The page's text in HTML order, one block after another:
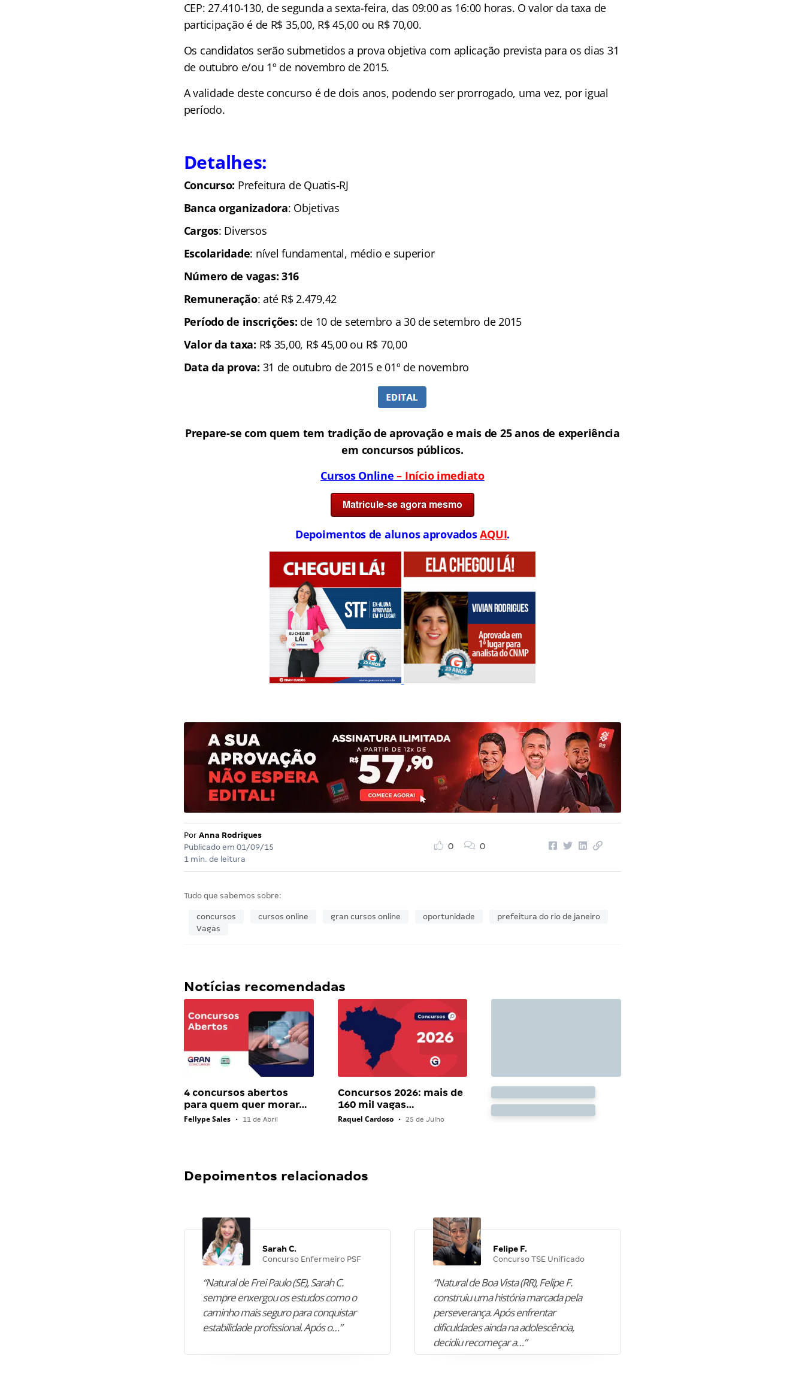
CEP: 27.410-130, de segunda a sexta-feira, das 09:00 as 16:00 horas. O valor da taxa de
participação é de R$ 35,00, R$ 45,00 ou R$ 70,00.
Os candidatos serão submetidos a prova objetiva com aplicação prevista para os dias 31
de outubro e/ou 1º de novembro de 2015.
A validade deste concurso é de dois anos, podendo ser prorrogado, uma vez, por igual
período.
Detalhes:
Concurso: Prefeitura de Quatis-RJ
Banca organizadora: Objetivas
Cargos: Diversos
Escolaridade: nível fundamental, médio e superior
Número de vagas: 316
Remuneração: até R$ 2.479,42
Período de inscrições: de 10 de setembro a 30 de setembro de 2015
Valor da taxa: R$ 35,00, R$ 45,00 ou R$ 70,00
Data da prova: 31 de outubro de 2015 e 01º de novembro
Prepare-se com quem tem tradição de aprovação e mais de 25 anos de experiência
em concursos públicos.
Cursos Online – Início imediato
Depoimentos de alunos aprovadosAQUI.
Por Anna Rodrigues
Publicado em 01/09/15
1 min. de leitura
0 0
Tudo que sabemos sobre:
concursos cursos online gran cursos online oportunidade
prefeitura do rio de janeiro
Vagas
Notícias recomendadas
4 concursos abertos
para quem quer morar…
Fellype Sales • 11 de Abril
Concursos 2026: mais de
160 mil vagas…
Raquel Cardoso • 25 de Julho
Depoimentos relacionados
Sarah C.
Concurso Enfermeiro PSF
“Natural de Frei Paulo (SE), Sarah C.
sempre enxergou os estudos como o
caminho mais seguro para conquistar
estabilidade profissional. Após o…”
Felipe F.
Concurso TSE Unificado
“Natural de Boa Vista (RR), Felipe F.
construiu uma história marcada pela
perseverança. Após enfrentar
dificuldades ainda na adolescência,
decidiu recomeçar a…”